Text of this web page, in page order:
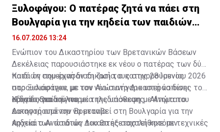
Ξυλοφάγου: Ο πατέρας ζητά να πάει στη
Βουλγαρία για την κηδεία των παιδιών
του
16.07.2026 13:24
Ενώπιον του Δικαστηρίου των Βρετανικών Βάσεων
Δεκέλειας παρουσιάστηκε εκ νέου ο πατέρας των δύο
παιδιών που έχασαν τη ζωή τους στις 28 Ιουνίου 2026
στο Ξυλοφάγου, με τον Ανώτατο Δικαστή να δίνει
οδηγίες για την πορεία της υπόθεσης. Αίτημα του
κατηγορουμένου να μεταβεί στη Βουλγαρία για την
κηδεία των παιδιών του θα εξεταστεί κατόπιν
Κατά τη σημερινή διαδικασία, ο κατηγορούμενος
παρουσιάστηκε με τον νέο συνήγορο υπεράσπισης του
Χρίστο Θεοδούλου.
Η διαδικασία έγινε με τηλεδιάσκεψη με Ανώτατο
Δικαστή από την Βρετανία.
Αρχικά ο Ανώτατος Δικαστής ασχολήθηκε με τεχνικές